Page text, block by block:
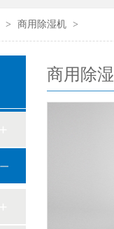
> 商用除湿机 >
商用除